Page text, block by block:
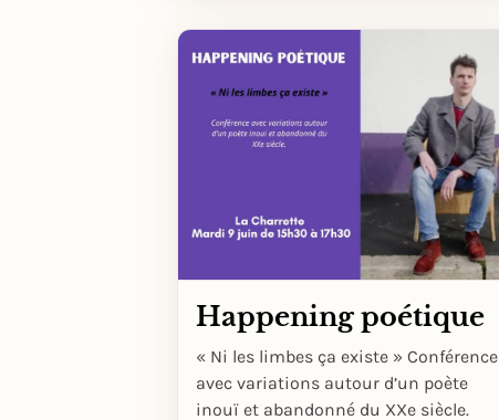
Happening poétique
« Ni les limbes ça existe » Conférence
avec variations autour d’un poète
inouï et abandonné du XXe siècle.